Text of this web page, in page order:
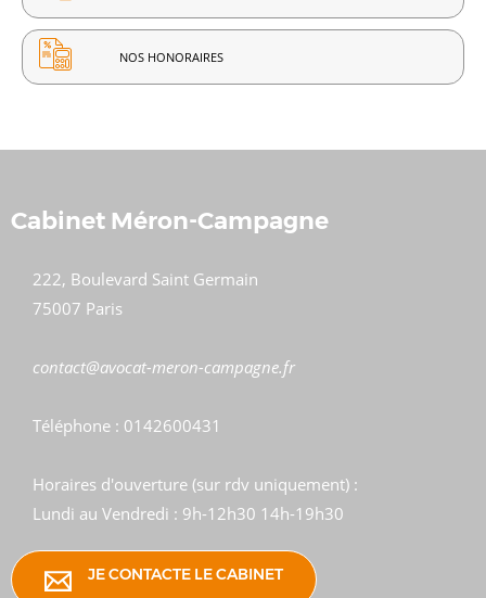
NOS HONORAIRES
Cabinet Méron-Campagne
222, Boulevard Saint Germain
75007 Paris
​​​​​​​contact@avocat-meron-campagne.fr
Téléphone : 0142600431
Horaires d'ouverture (sur rdv uniquement) :
Lundi au Vendredi : 9h-12h30 14h-19h30
JE CONTACTE LE CABINET